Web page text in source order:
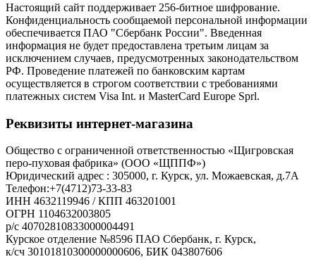
Настоящий сайт поддерживает 256-битное шифрование.
Конфиденциальность сообщаемой персональной информации
обеспечивается ПАО "Сбербанк России". Введенная
информация не будет предоставлена третьим лицам за
исключением случаев, предусмотренных законодательством
РФ. Проведение платежей по банковским картам
осуществляется в строгом соответствии с требованиями
платежных систем Visa Int. и MasterCard Europe Sprl.
Реквизиты интернет-магазина
Общество с ограниченной ответственностью «Щигровская
перо-пуховая фабрика» (ООО «ЩППФ»)
Юридический адрес : 305000, г. Курск, ул. Можаевская, д.7А
Телефон:+7(4712)73-33-83
ИНН 4632119946 / КПП 463201001
ОГРН 1104632003805
р/с 40702810833000004491
Курское отделение №8596 ПАО Сбербанк, г. Курск,
​к/сч 30101810300000000606, БИК 043807606